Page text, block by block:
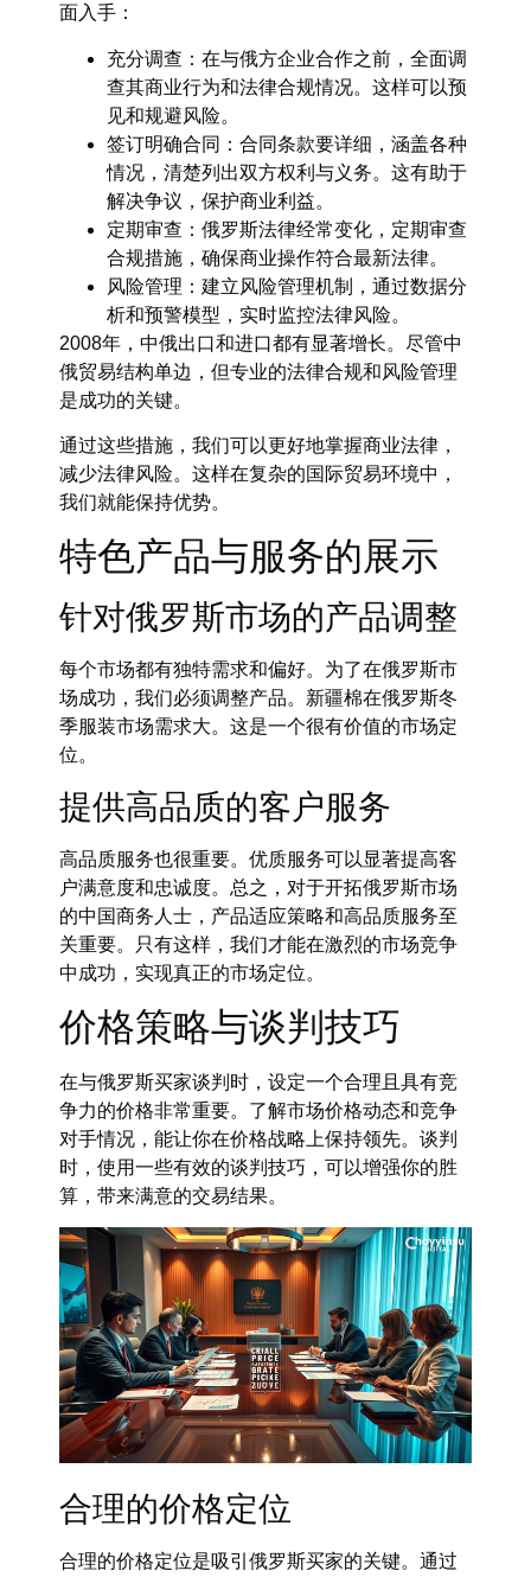
面入手：
充分调查 ：在与俄方企业合作之前，全面调
查其商业行为和法律合规情况。这样可以预
见和规避风险。
签订明确合同 ：合同条款要详细，涵盖各种
情况，清楚列出双方权利与义务。这有助于
解决争议，保护商业利益。
定期审查 ：俄罗斯法律经常变化，定期审查
合规措施，确保商业操作符合最新法律。
风险管理 ：建立风险管理机制，通过数据分
析和预警模型，实时监控法律风险。
2008年，中俄出口和进口都有显著增长。尽管中
俄贸易结构单边，但专业的法律合规和风险管理
是成功的关键。
通过这些措施，我们可以更好地掌握商业法律，
减少法律风险。这样在复杂的国际贸易环境中，
我们就能保持优势。
特色产品与服务的展示
针对俄罗斯市场的产品调整
每个市场都有独特需求和偏好。为了在俄罗斯市
场成功，我们必须调整产品。新疆棉在俄罗斯冬
季服装市场需求大。这是一个很有价值的市场定
位。
提供高品质的客户服务
高品质服务也很重要。优质服务可以显著提高客
户满意度和忠诚度。总之，对于开拓俄罗斯市场
的中国商务人士，产品适应策略和高品质服务至
关重要。只有这样，我们才能在激烈的市场竞争
中成功，实现真正的市场定位。
价格策略与谈判技巧
在与俄罗斯买家谈判时，设定一个合理且具有竞
争力的价格非常重要。了解市场价格动态和竞争
对手情况，能让你在价格战略上保持领先。谈判
时，使用一些有效的谈判技巧，可以增强你的胜
算，带来满意的交易结果。
合理的价格定位
合理的价格定位是吸引俄罗斯买家的关键。通过